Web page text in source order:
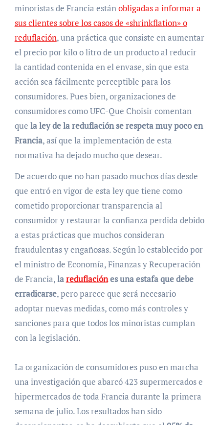
minoristas de Francia estánobligadas a informar a
sus clientes sobre los casos de «shrinkflation» o
reduflación, una práctica que consiste en aumentar
el precio por kilo o litro de un producto al reducir
la cantidad contenida en el envase, sin que esta
acción sea fácilmente perceptible para los
consumidores. Pues bien, organizaciones de
consumidores como UFC-Que Choisir comentan
que la ley de la reduflación se respeta muy poco en
Francia, así que la implementación de esta
normativa ha dejado mucho que desear.
De acuerdo que no han pasado muchos días desde
que entró en vigor de esta ley que tiene como
cometido proporcionar transparencia al
consumidor y restaurar la confianza perdida debido
a estas prácticas que muchos consideran
fraudulentas y engañosas. Según lo establecido por
el ministro de Economía, Finanzas y Recuperación
de Francia,lareduflaciónes una estafa que debe
erradicarse, pero parece que será necesario
adoptar nuevas medidas, como más controles y
sanciones para que todos los minoristas cumplan
con la legislación.
La organización de consumidores puso en marcha
una investigación que abarcó 423 supermercados e
hipermercados de toda Francia durante la primera
semana de julio. Los resultados han sido